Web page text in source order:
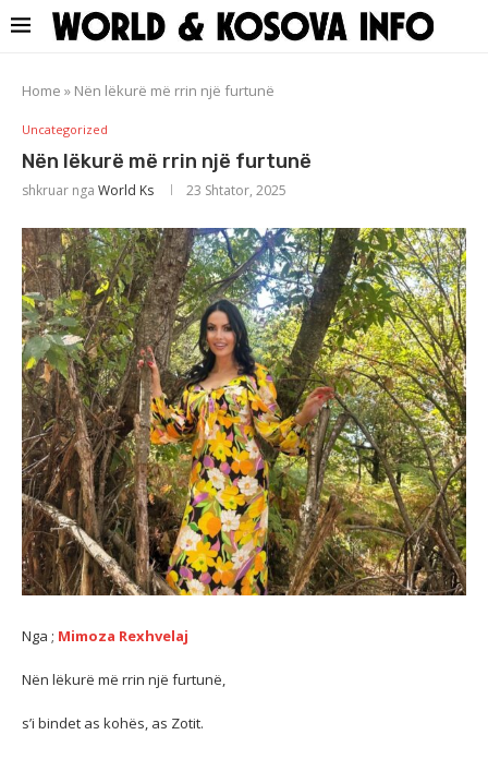
Home » Nën lëkurë më rrin një furtunë
Uncategorized
Nën lëkurë më rrin një furtunë
shkruar nga World Ks 23 Shtator, 2025
Nga ; Mimoza Rexhvelaj
Nën lëkurë më rrin një furtunë,
s’i bindet as kohës, as Zotit.